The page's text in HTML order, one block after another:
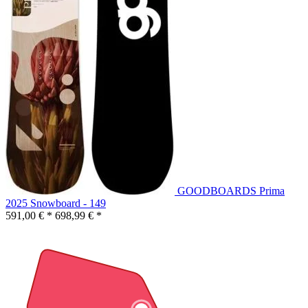
GOODBOARDS Prima
2025 Snowboard - 149
591,00 € * 698,99 € *